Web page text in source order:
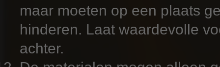
maar moeten op een plaats
hinderen. Laat waardevolle
achter.